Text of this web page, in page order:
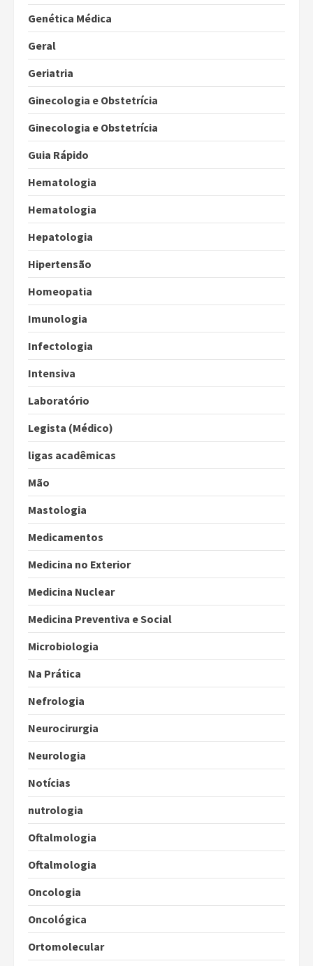
Genética Médica
Geral
Geriatria
Ginecologia e Obstetrícia
Ginecologia e Obstetrícia
Guia Rápido
Hematologia
Hematologia
Hepatologia
Hipertensão
Homeopatia
Imunologia
Infectologia
Intensiva
Laboratório
Legista (Médico)
ligas acadêmicas
Mão
Mastologia
Medicamentos
Medicina no Exterior
Medicina Nuclear
Medicina Preventiva e Social
Microbiologia
Na Prática
Nefrologia
Neurocirurgia
Neurologia
Notícias
nutrologia
Oftalmologia
Oftalmologia
Oncologia
Oncológica
Ortomolecular